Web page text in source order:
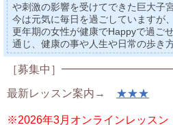
や刺激の影響を受けてできた巨大子
今は元気に毎日を過ごしていますが
更年期の女性が健康でHappyで過ご
通じ、健康の事や人生や日常の歩き
［募集中］
最新レッスン案内→ ★★★
※2026年3月オンラインレッスン